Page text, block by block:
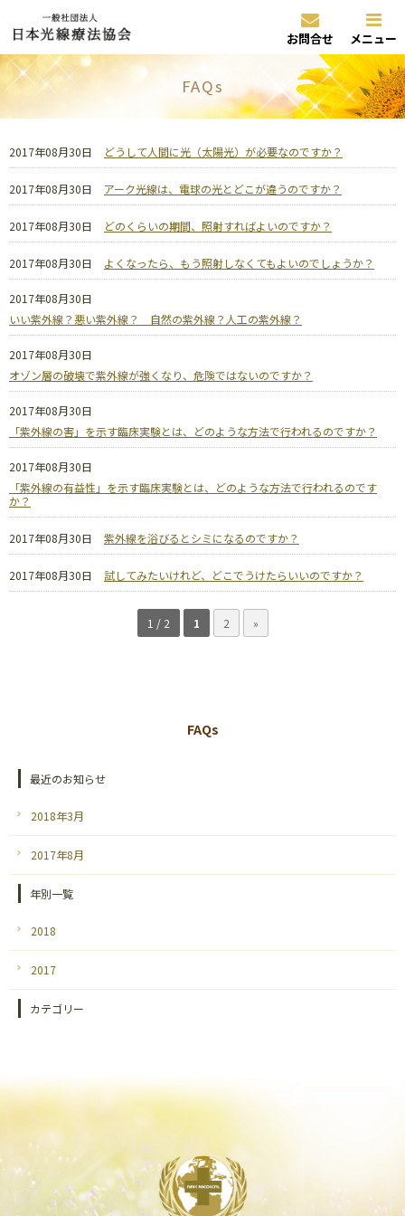
メニュー
お問合せ
FAQs
2017年08月30日 どうして人間に光（太陽光）が必要なのですか？
2017年08月30日 アーク光線は、電球の光とどこが違うのですか？
2017年08月30日 どのくらいの期間、照射すればよいのですか？
2017年08月30日 よくなったら、もう照射しなくてもよいのでしょうか？
2017年08月30日
いい紫外線？悪い紫外線？ 自然の紫外線？人工の紫外線？
2017年08月30日
オゾン層の破壊で紫外線が強くなり、危険ではないのですか？
2017年08月30日
「紫外線の害」を示す臨床実験とは、どのような方法で行われるのですか？
2017年08月30日
「紫外線の有益性」を示す臨床実験とは、どのような方法で行われるのです
か？
2017年08月30日 紫外線を浴びるとシミになるのですか？
2017年08月30日 試してみたいけれど、どこでうけたらいいのですか？
1 / 2 1 2 »
FAQs
最近のお知らせ
2018年3月
2017年8月
年別一覧
2018
2017
カテゴリー